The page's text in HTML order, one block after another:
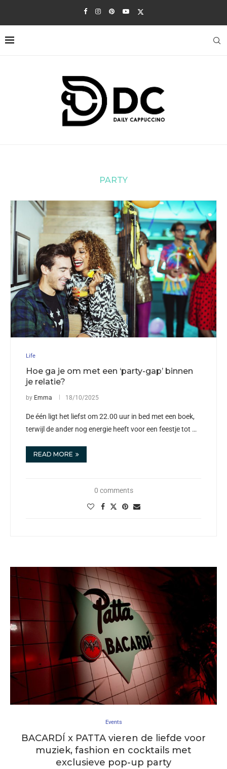
PARTY
Life
Hoe ga je om met een ‘party-gap’ binnen
je relatie?
by Emma 18/10/2025
De één ligt het liefst om 22.00 uur in bed met een boek,
terwijl de ander nog energie heeft voor een feestje tot …
READ MORE
0 comments
Events
BACARDÍ x PATTA vieren de liefde voor
muziek, fashion en cocktails met
exclusieve pop-up party